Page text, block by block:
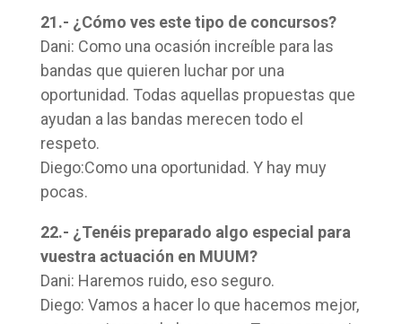
21.- ¿Cómo ves este tipo de concursos?
Dani: Como una ocasión increíble para las
bandas que quieren luchar por una
oportunidad. Todas aquellas propuestas que
ayudan a las bandas merecen todo el
respeto.
Diego:Como una oportunidad. Y hay muy
pocas.
22.- ¿Tenéis preparado algo especial para
vuestra actuación en MUUM?
Dani: Haremos ruido, eso seguro.
Diego: Vamos a hacer lo que hacemos mejor,